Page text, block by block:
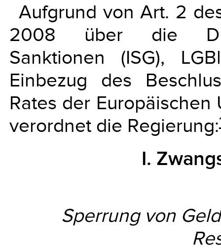
Aufgrund von Art. 2
2008 über die
Sanktionen (ISG),
Einbezug des
Rates der
verordnet die Regierung:
I.
Sperrung von